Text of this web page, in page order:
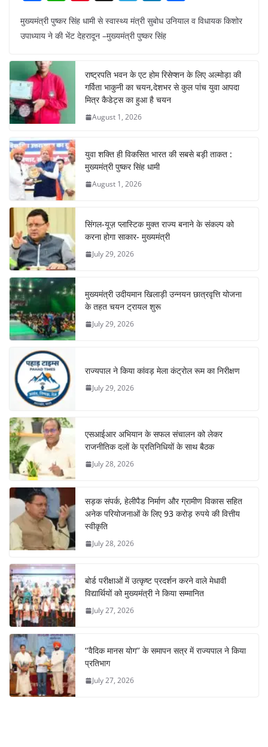
a
c
b
o
o
k
h
at
A
p
p
nt
er
e
st
el
e
gr
a
m
n
k
dI
n
ar
मुख्यमंत्री पुष्कर सिंह धामी से स्वास्थ्य मंत्री सुबोध उनियाल व विधायक किशोर
उपाध्याय ने की भेंट देहरादून –मुख्यमंत्री पुष्कर सिंह
राष्ट्रपति भवन के एट होम रिसेप्शन के लिए अल्मोड़ा की
गर्विता भाकुनी का चयन,देशभर से कुल पांच युवा आपदा
मित्र कैडेट्स का हुआ है चयन
August 1, 2026
युवा शक्ति ही विकसित भारत की सबसे बड़ी ताकत :
मुख्यमंत्री पुष्कर सिंह धामी
August 1, 2026
सिंगल-यूज़ प्लास्टिक मुक्त राज्य बनाने के संकल्प को
करना होगा साकार- मुख्यमंत्री
July 29, 2026
मुख्यमंत्री उदीयमान खिलाड़ी उन्नयन छात्रवृत्ति योजना
के तहत चयन ट्रायल शुरू
July 29, 2026
राज्यपाल ने किया कांवड़ मेला कंट्रोल रूम का निरीक्षण
July 29, 2026
एसआईआर अभियान के सफल संचालन को लेकर
राजनीतिक दलों के प्रतिनिधियों के साथ बैठक
July 28, 2026
सड़क संपर्क, हेलीपैड निर्माण और ग्रामीण विकास सहित
अनेक परियोजनाओं के लिए 93 करोड़ रुपये की वित्तीय
स्वीकृति
July 28, 2026
बोर्ड परीक्षाओं में उत्कृष्ट प्रदर्शन करने वाले मेधावी
विद्यार्थियों को मुख्यमंत्री ने किया सम्मानित
July 27, 2026
‘‘वैदिक मानस योग’’ के समापन सत्र में राज्यपाल ने किया
प्रतिभाग
July 27, 2026